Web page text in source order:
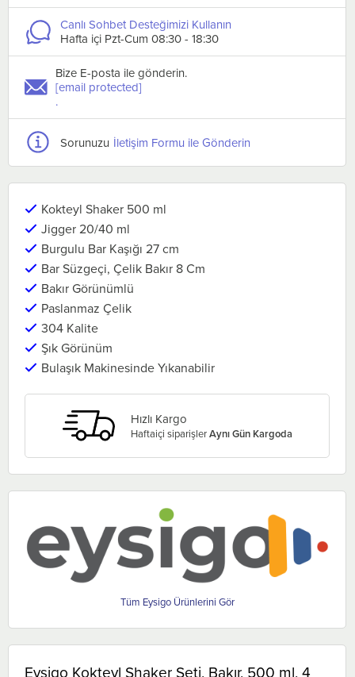
Canlı Sohbet Desteğimizi Kullanın
Hafta içi Pzt-Cum 08:30 - 18:30
Bize E-posta ile gönderin.
[email protected]
.
Sorunuzu İletişim Formu ile Gönderin
Kokteyl Shaker 500 ml
Jigger 20/40 ml
Burgulu Bar Kaşığı 27 cm
Bar Süzgeçi, Çelik Bakır 8 Cm
Bakır Görünümlü
Paslanmaz Çelik
304 Kalite
Şık Görünüm
Bulaşık Makinesinde Yıkanabilir
Hızlı Kargo
Haftaiçi siparişlerAynı Gün Kargoda
Eysigo
Eysigo Kokteyl Shaker Seti, Bakır, 500 ml, 4